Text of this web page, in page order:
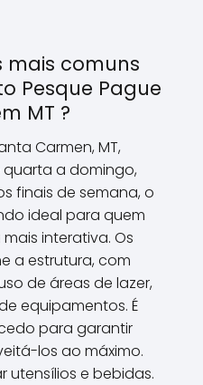
mais comuns
Pesque Pague
MT ?
Carmen, MT,
a domingo,
finais de semana, o
ideal para quem
interativa. Os
a estrutura, com
de áreas de lazer,
equipamentos. É
para garantir
los ao máximo.
utensílios e bebidas.